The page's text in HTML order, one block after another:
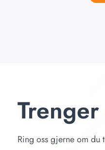
Ring oss gjerne om du